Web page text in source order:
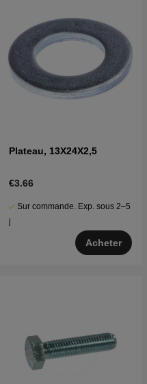
Plateau, 13X24X2,5
€3.66
Sur commande. Exp. sous 2–5
j
Acheter